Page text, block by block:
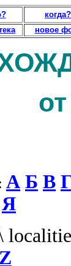
когда?
новое
: А Б В Г
Я
Z